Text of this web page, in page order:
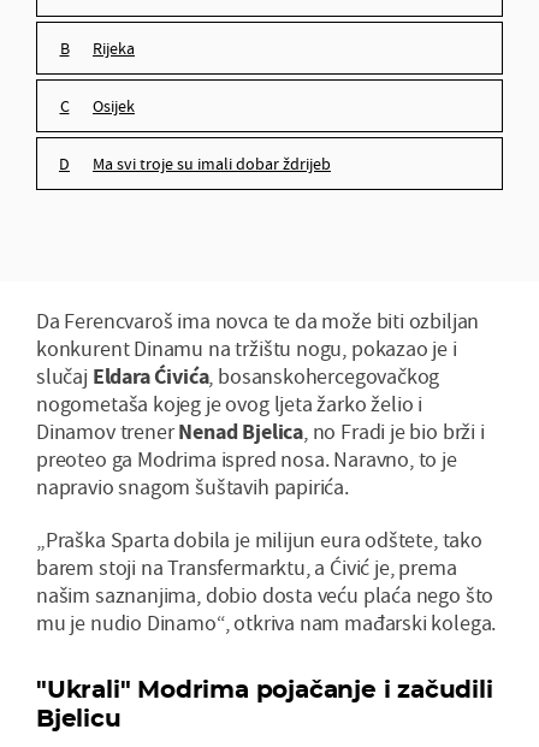
Rijeka
Osijek
ma svi troje su imali dobar ždrijeb
Da Ferencvaroš ima novca te da može biti ozbiljan
konkurent Dinamu na tržištu nogu, pokazao je i
slučaj Eldara Ćivića, bosanskohercegovačkog
nogometaša kojeg je ovog ljeta žarko želio i
Dinamov trenerNenad Bjelica, no Fradi je bio brži i
preoteo ga Modrima ispred nosa. Naravno, to je
napravio snagom šuštavih papirića.
„Praška Sparta dobila je milijun eura odštete, tako
barem stoji na Transfermarktu, a Ćivić je, prema
našim saznanjima, dobio dosta veću plaća nego što
mu je nudio Dinamo“, otkriva nam mađarski kolega.
"Ukrali" Modrima pojačanje i začudili
Bjelicu